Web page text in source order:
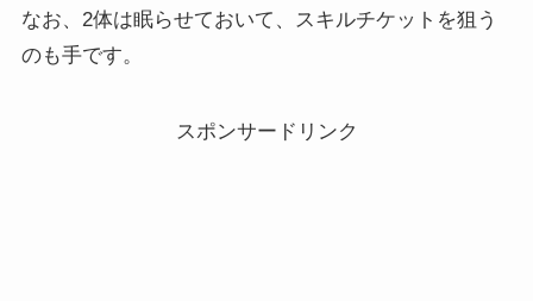
なお、2体は眠らせておいて、スキルチケットを狙う
のも手です。
スポンサードリンク